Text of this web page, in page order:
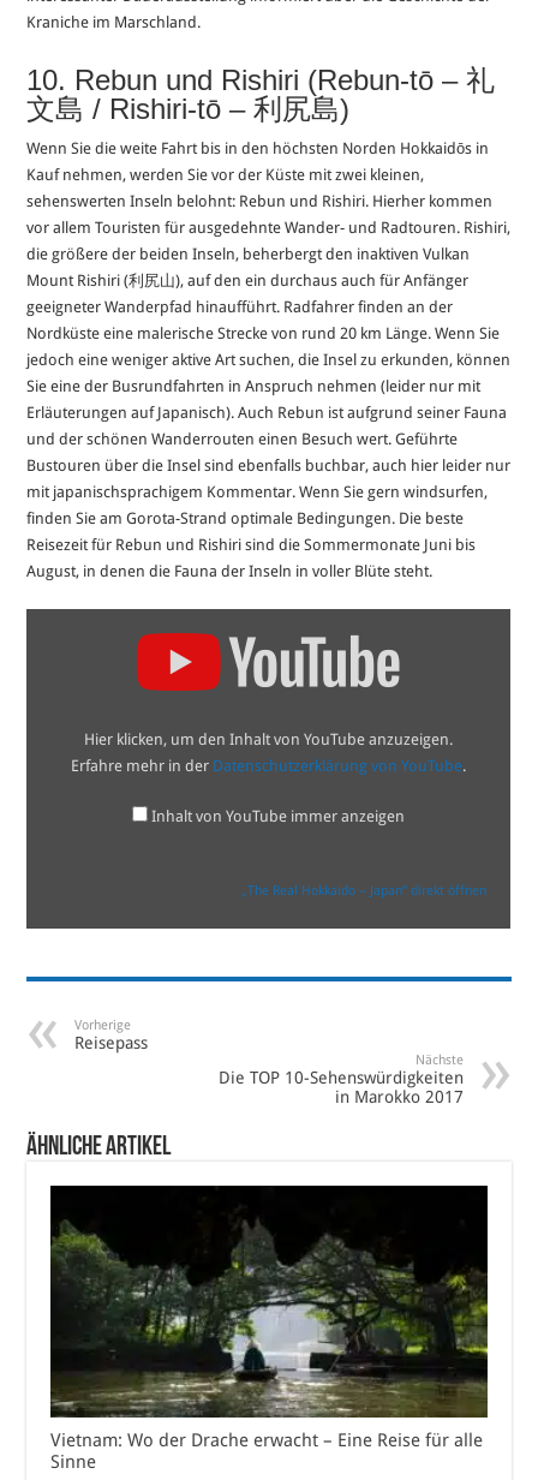
Kraniche im Marschland.
10. Rebun und Rishiri (Rebun-tō – 礼
文島 / Rishiri-tō – 利尻島)
Wenn Sie die weite Fahrt bis in den höchsten Norden Hokkaidōs in
Kauf nehmen, werden Sie vor der Küste mit zwei kleinen,
sehenswerten Inseln belohnt: Rebun und Rishiri. Hierher kommen
vor allem Touristen für ausgedehnte Wander- und Radtouren. Rishiri,
die größere der beiden Inseln, beherbergt den inaktiven Vulkan
Mount Rishiri (利尻山), auf den ein durchaus auch für Anfänger
geeigneter Wanderpfad hinaufführt. Radfahrer finden an der
Nordküste eine malerische Strecke von rund 20 km Länge. Wenn Sie
jedoch eine weniger aktive Art suchen, die Insel zu erkunden, können
Sie eine der Busrundfahrten in Anspruch nehmen (leider nur mit
Erläuterungen auf Japanisch). Auch Rebun ist aufgrund seiner Fauna
und der schönen Wanderrouten einen Besuch wert. Geführte
Bustouren über die Insel sind ebenfalls buchbar, auch hier leider nur
mit japanischsprachigem Kommentar. Wenn Sie gern windsurfen,
finden Sie am Gorota-Strand optimale Bedingungen. Die beste
Reisezeit für Rebun und Rishiri sind die Sommermonate Juni bis
August, in denen die Fauna der Inseln in voller Blüte steht.
anzeigenHier klicken, um den Inhalt von YouTube anzuzeigen.
Erfahre mehr in der Datenschutzerklärung von YouTube.
Inhalt von YouTube immer anzeigen
„The Real Hokkaido – Japan“ direkt öffnen
Vorherige
Reisepass
Nächste
Die TOP 10-Sehenswürdigkeiten
in Marokko 2017
Ähnliche Artikel
Vietnam: Wo der Drache erwacht – Eine Reise für alle
Sinne